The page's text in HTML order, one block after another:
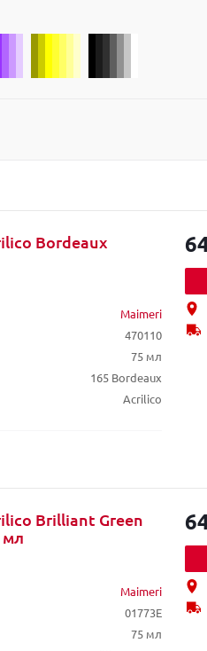
Bordeaux
Maimeri
470110
75 мл
165 Bordeaux
Acrilico
Brilliant Green
мл
Maimeri
01773E
75 мл